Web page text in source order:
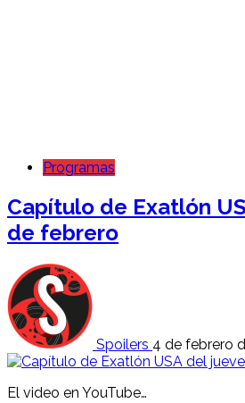
Programas
Capítulo de Exatlón
de febrero
Spoilers 4 de febrero
El video en YouTube…